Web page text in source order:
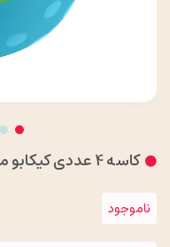
کاسه 4 عددی کیکابو مدل Rainbow
ناموجود